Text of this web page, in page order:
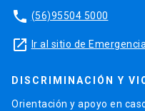
phone (56)95504 5000
launch Ir al sitio de
DISCRIMINACIÓN Y
Orientación y apoyo en